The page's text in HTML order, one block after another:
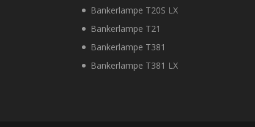
Bankerlampe T20S LX
Bankerlampe T21
Bankerlampe T381
Bankerlampe T381 LX